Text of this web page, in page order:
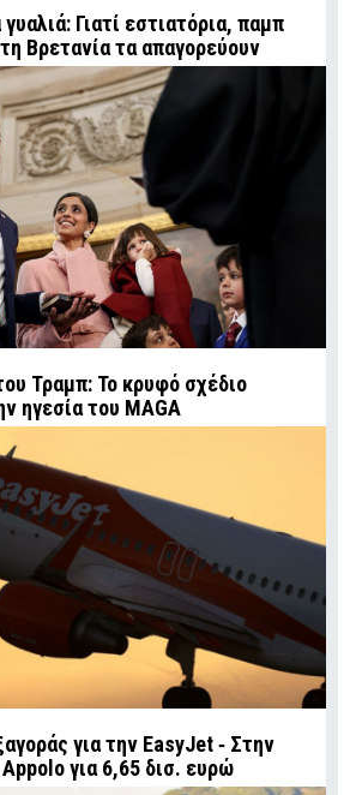
Γιατί εστιατόρια, παμπ
Βρετανία τα απαγορεύουν
Τραμπ: Το κρυφό σχέδιο
ηγεσία του MAGA
για την EasyJet ‑ Στην
Appolo για 6,65 δισ. ευρώ